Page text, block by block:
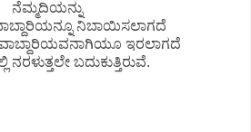
ನೆಮ್ಮದಿಯನ್ನು
ನಿಬಾಯಿಸಲಾಗದೆ
ಇರಲಾಗದೆ
ನರಳುತ್ತಲೇ ಬದುಕುತ್ತಿರುವೆ.